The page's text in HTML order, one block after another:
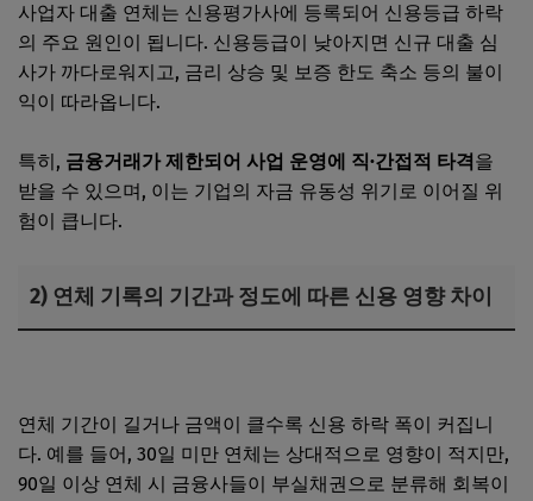
사업자 대출 연체는 신용평가사에 등록되어 신용등급 하락
의 주요 원인이 됩니다. 신용등급이 낮아지면 신규 대출 심
사가 까다로워지고, 금리 상승 및 보증 한도 축소 등의 불이
익이 따라옵니다.
특히, 금융거래가 제한되어 사업 운영에 직·간접적 타격 을
받을 수 있으며, 이는 기업의 자금 유동성 위기로 이어질 위
험이 큽니다.
2) 연체 기록의 기간과 정도에 따른 신용 영향 차이
연체 기간이 길거나 금액이 클수록 신용 하락 폭이 커집니
다. 예를 들어, 30일 미만 연체는 상대적으로 영향이 적지만,
90일 이상 연체 시 금융사들이 부실채권으로 분류해 회복이